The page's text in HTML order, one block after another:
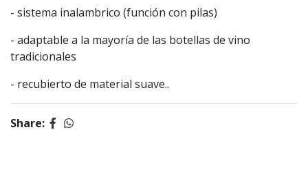
- sistema inalambrico (función con pilas)
- adaptable a la mayoría de las botellas de vino
tradicionales
- recubierto de material suave..
Share: